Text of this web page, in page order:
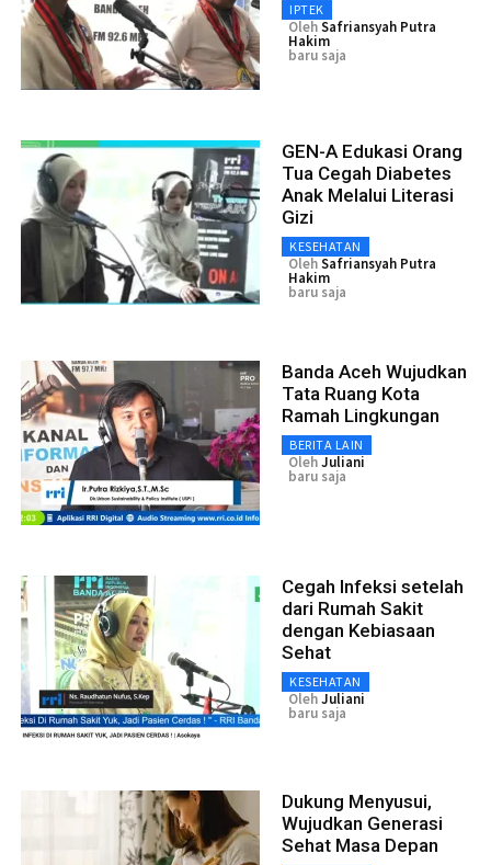
IPTEK
OlehSafriansyah Putra
Hakim
baru saja
GEN-A Edukasi Orang
Tua Cegah Diabetes
Anak Melalui Literasi
Gizi
KESEHATAN
OlehSafriansyah Putra
Hakim
baru saja
Banda Aceh Wujudkan
Tata Ruang Kota
Ramah Lingkungan
BERITA LAIN
OlehJuliani
baru saja
Cegah Infeksi setelah
dari Rumah Sakit
dengan Kebiasaan
Sehat
KESEHATAN
OlehJuliani
baru saja
Dukung Menyusui,
Wujudkan Generasi
Sehat Masa Depan